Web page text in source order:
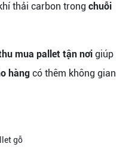
thải carbon trong chuỗi
mua pallet tận nơi giúp
hàng có thêm không gian